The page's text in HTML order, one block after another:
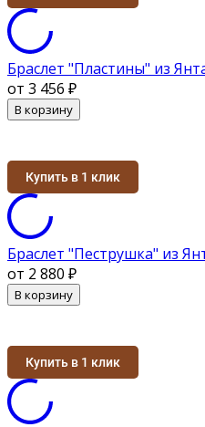
Браслет "Пластины" из
от 3 456 ₽
В корзину
Купить в 1 клик
Браслет "Пеструшка" из
от 2 880 ₽
В корзину
Купить в 1 клик